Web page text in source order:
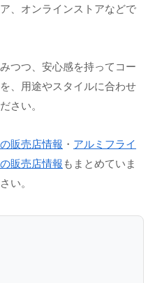
、オンラインストアなどで
つつ、安心感を持ってコー
、用途やスタイルに合わせ
さい。
販売店情報 ・ アルミフライ
販売店情報 もまとめていま
い。